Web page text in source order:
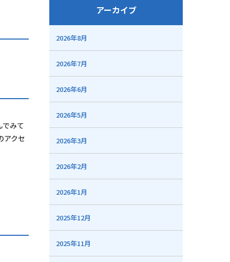
みて
アクセ
アーカイブ
2026年8月
2026年7月
2026年6月
2026年5月
2026年3月
2026年2月
2026年1月
2025年12月
2025年11月